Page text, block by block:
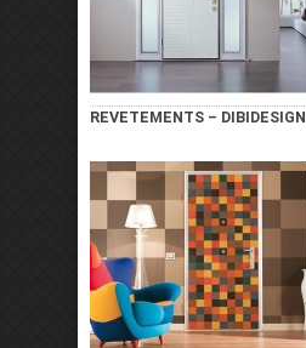
REVETEMENTS – DIBIDESIGN